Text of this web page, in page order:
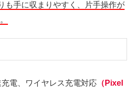
も手に収まりやすく、片手操作が
電、ワイヤレス充電対応 （Pixel